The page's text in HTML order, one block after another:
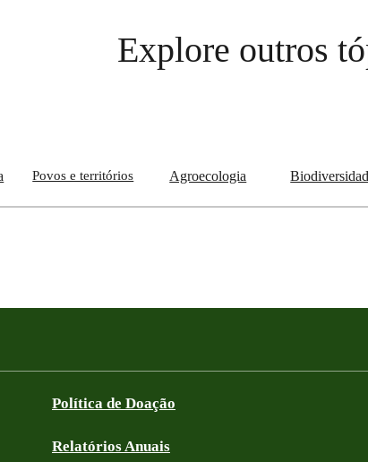
Explore outros
Povos e territórios Agroecologia
Política de Doação
Relatórios Anuais